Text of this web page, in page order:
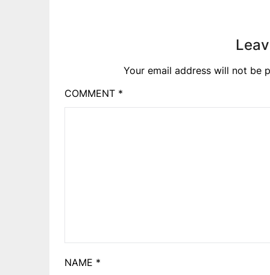
Your email address will not be
COMMENT *
NAME *